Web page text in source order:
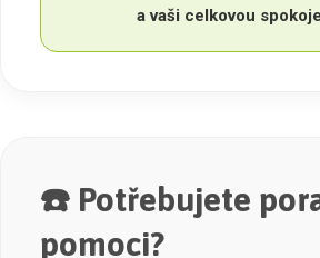
a vaši celkovou
☎️ Potřebujete
pomoci?